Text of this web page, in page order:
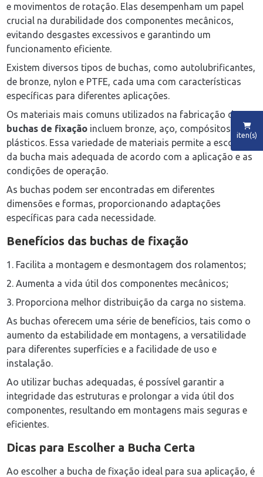
iten(s)
e movimentos de rotação. Elas desempenham um papel
crucial na durabilidade dos componentes mecânicos,
evitando desgastes excessivos e garantindo um
funcionamento eficiente.
Existem diversos tipos de buchas, como autolubrificantes,
de bronze, nylon e PTFE, cada uma com características
específicas para diferentes aplicações.
Os materiais mais comuns utilizados na fabricação de
buchas de fixação incluem bronze, aço, compósitos e
plásticos. Essa variedade de materiais permite a escolha
da bucha mais adequada de acordo com a aplicação e as
condições de operação.
As buchas podem ser encontradas em diferentes
dimensões e formas, proporcionando adaptações
específicas para cada necessidade.
Benefícios das buchas de fixação
1. Facilita a montagem e desmontagem dos rolamentos;
2. Aumenta a vida útil dos componentes mecânicos;
3. Proporciona melhor distribuição da carga no sistema.
As buchas oferecem uma série de benefícios, tais como o
aumento da estabilidade em montagens, a versatilidade
para diferentes superfícies e a facilidade de uso e
instalação.
Ao utilizar buchas adequadas, é possível garantir a
integridade das estruturas e prolongar a vida útil dos
componentes, resultando em montagens mais seguras e
eficientes.
Dicas para Escolher a Bucha Certa
Ao escolher a bucha de fixação ideal para sua aplicação, é